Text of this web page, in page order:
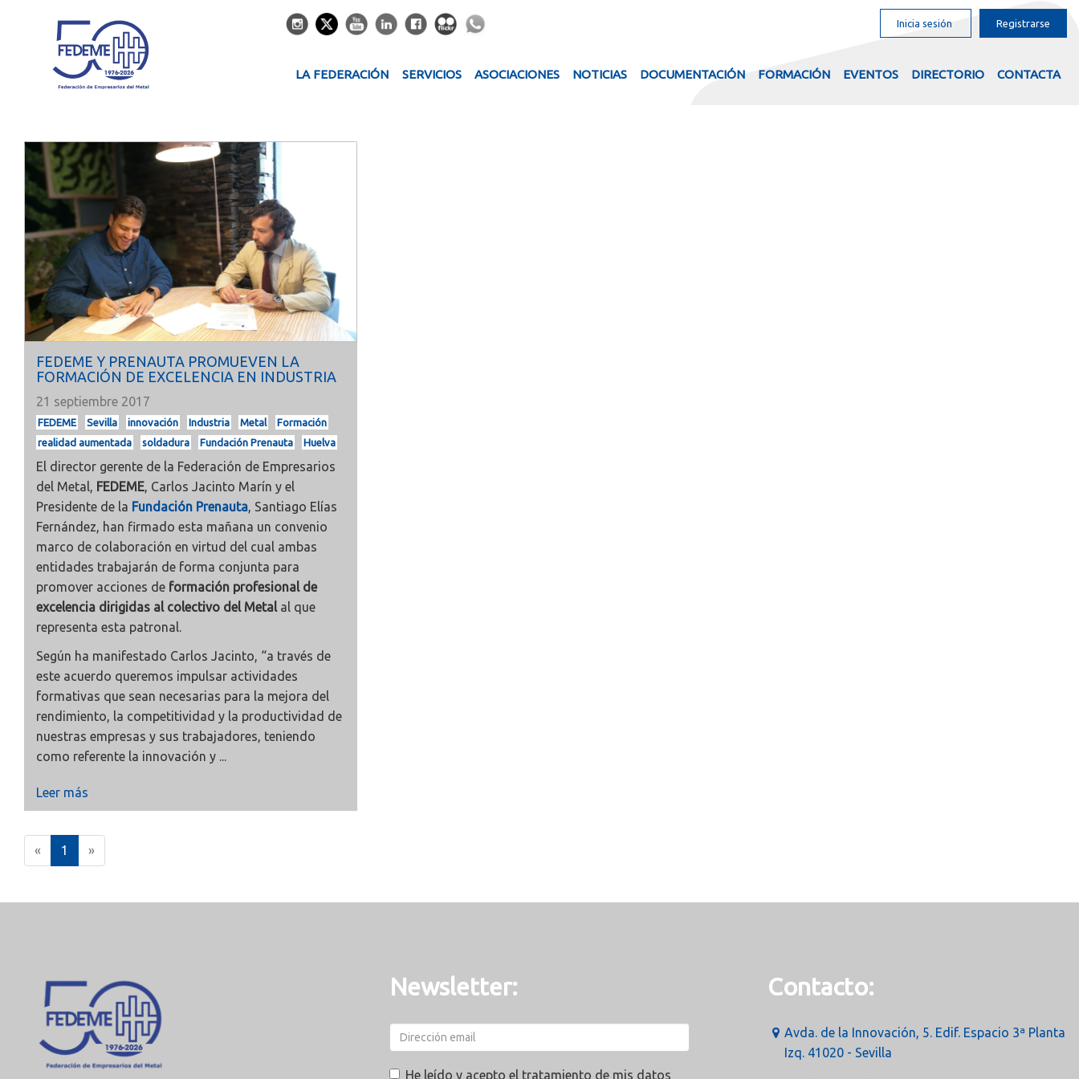
Inicia sesión Registrarse
LA FEDERACIÓN SERVICIOS ASOCIACIONES NOTICIAS DOCUMENTACIÓN FORMACIÓN EVENTOS DIRECTORIO CONTACTA
FEDEME Y PRENAUTA PROMUEVEN LA
FORMACIÓN DE EXCELENCIA EN INDUSTRIA
21 septiembre 2017
FEDEME Sevilla innovación Industria Metal
Formación
realidad aumentada
soldadura Fundación Prenauta Huelva
El director gerente de la Federación de Empresarios
del Metal, FEDEME, Carlos Jacinto Marín y el
Presidente de la Fundación Prenauta, Santiago Elías
Fernández, han firmado esta mañana un convenio
marco de colaboración en virtud del cual ambas
entidades trabajarán de forma conjunta para
promover acciones de formación profesional de
excelencia dirigidas al colectivo del Metalal que
representa esta patronal.
Según ha manifestado Carlos Jacinto, “a través de
este acuerdo queremos impulsar actividades
formativas que sean necesarias para la mejora del
rendimiento, la competitividad y la productividad de
nuestras empresas y sus trabajadores, teniendo
como referente la innovación y ...
Leer más
« 1
c
t
)
»
Newsletter:
He leído y acepto el tratamiento de mis datos
Contacto:
Avda. de la Innovación, 5. Edif. Espacio 3ª Planta
Izq. 41020 - Sevilla